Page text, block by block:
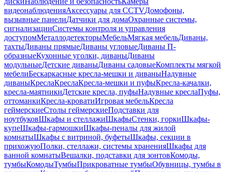
видеонаблюденияАксессуары для CCTVДомофоны,
вызывные панелиДатчики для домаОхранные системы,
сигнализацииСистемы контроля и управления
доступомМеталлодетекторыМебельМягкая мебельДиваны,
тахтыДиваны прямыеДиваны угловыеДиваны П-
образныеКухонные уголки, диваныДиваны
модульныеДетские диваныДиваны садовыеКомплекты мягкой
мебелиБескаркасные кресла-мешки и диваныНадувные
диваныКреслаКреслаКресла-мешки и пуфыКресла-качалки,
кресла-маятникиДетские кресла, пуфыНадувные креслаПуфы,
оттоманкиКресла-кроватиИгровая мебельКресла
геймерскиеСтолы геймерскиеПодставки для
ноутбуковШкафы и стеллажиШкафыСтенки, горкиШкафы-
купеШкафы-гармошкиШкафы-пеналы для жилой
комнатыШкафы с витриной, буфетыШкафы, секции в
прихожуюПолки, стеллажи, системы храненияШкафы для
ванной комнатыВешалки, подставки для зонтовКомоды,
тумбыКомодыТумбыПрикроватные тумбыОбувницы, тумбы в